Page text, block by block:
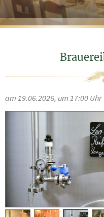
am 19.06.2026, um 17:00 Uhr